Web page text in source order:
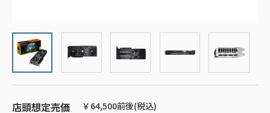
店頭想定売価 ￥64,500前後(税込)